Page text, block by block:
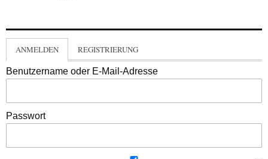
ANMELDEN REGISTRIERUNG
Benutzername oder E-Mail-Adresse
Passwort